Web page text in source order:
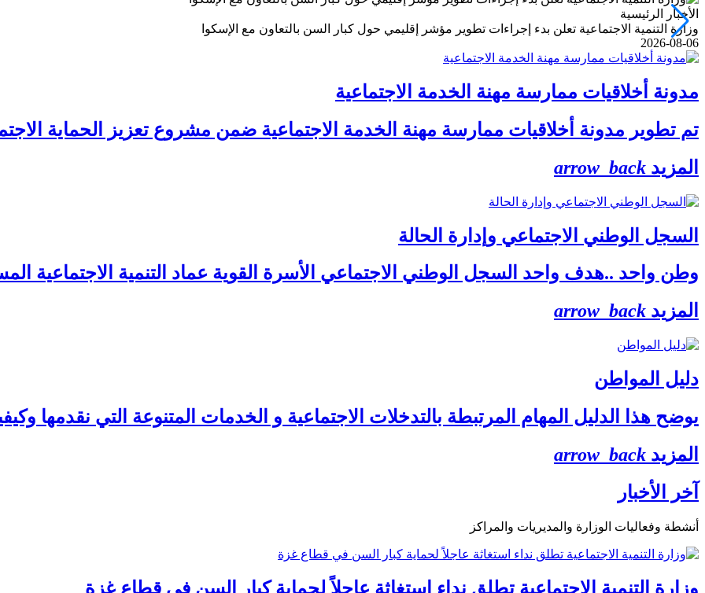
الأخبار الرئيسية
وزارة التنمية الاجتماعية تعلن بدء إجراءات تطوير مؤشر إقليمي حول كبار السن بالتعاون مع الإسكوا
2026-08-06
مدونة أخلاقيات ممارسة مهنة الخدمة الاجتماعية
تم تطوير مدونة أخلاقيات ممارسة مهنة الخدمة الاجتماعية ضمن مشروع تعزيز الحماية
المزيد arrow_back
السجل الوطني الاجتماعي وإدارة الحالة
وطن واحد ..هدف واحد السجل الوطني الاجتماعي الأسرة القوية عماد التنمية الاجتماعية
المزيد arrow_back
دليل المواطن
يوضح هذا الدليل المهام المرتبطة بالتدخلات الاجتماعية و الخدمات المتنوعة التي نقدمها
المزيد arrow_back
آخر الأخبار
أنشطة وفعاليات الوزارة والمديريات والمراكز
وزارة التنمية الاجتماعية تطلق نداء استغاثة عاجلاً لحماية كبار السن في قطاع غزة